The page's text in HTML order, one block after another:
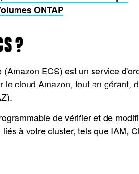
ONTAP
?
ECS) est un service
cloud Amazon, tout en
de vérifier et de
à votre cluster, tels que IAM,